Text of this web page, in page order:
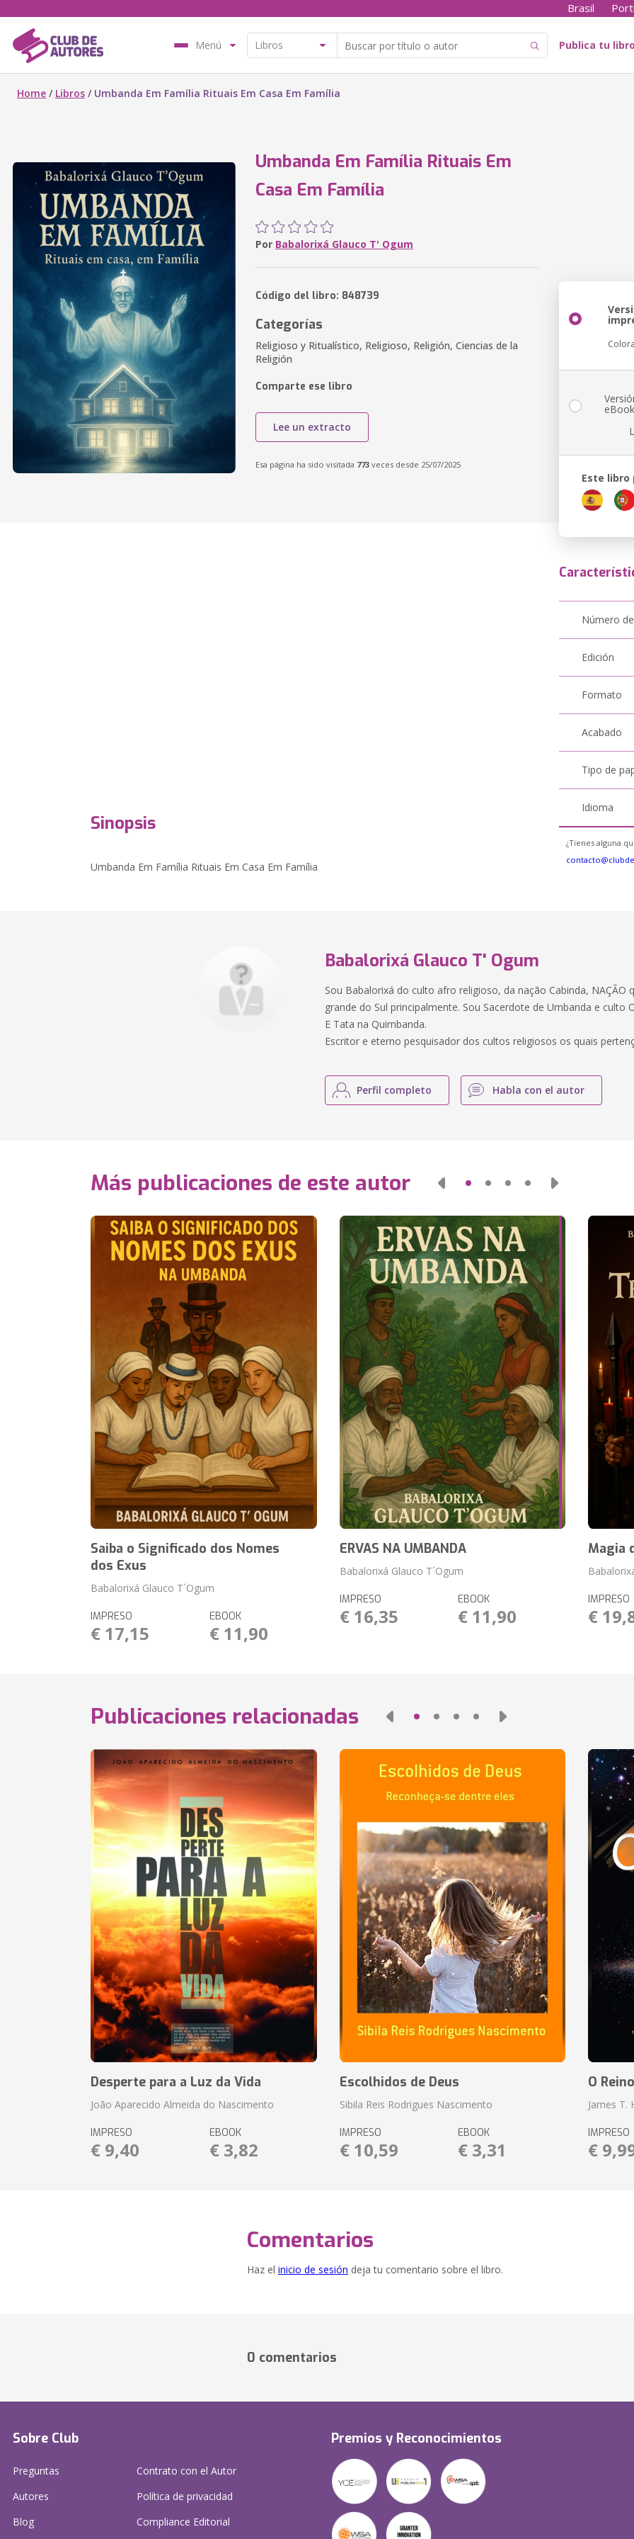
Brasil
Menú Publica tu libro
Home / Libros / Umbanda Em Família Rituais Em Casa Em Família
Umbanda Em Família Rituais Em
Casa Em Família
Por Babalorixá Glauco T' Ogum
Código del libro: 848739
Categorías
Religioso y Ritualístico, Religioso, Religión, Ciencias de la
Religión
Comparte ese libro
Lee un extracto
Esa página ha sido visitada 773 veces desde 25/07/2025
eBook
Este libro
Sinopsis
Umbanda Em Família Rituais Em Casa Em Família
Número
Edición
Formato
Acabado
Tipo de
Idioma
¿Tienes alguna
Babalorixá Glauco T' Ogum
Sou Babalorixá do culto afro religioso, da nação Cabinda, NAÇÃO
grande do Sul principalmente. Sou Sacerdote de Umbanda e culto
E Tata na Quimbanda.
Escritor e eterno pesquisador dos cultos religiosos os quais
Perfil completo Habla con el autor
Más publicaciones de este autor
Saiba o Significado dos Nomes
dos Exus
Babalorixá Glauco T´Ogum
IMPRESO
€ 17,15
EBOOK
€ 11,90
ERVAS NA UMBANDA
Babalorixá Glauco T´Ogum
IMPRESO
€ 16,35
EBOOK
€ 11,90
Magia
IMPRESO
€
Publicaciones relacionadas
Desperte para a Luz da Vida
João Aparecido Almeida do Nascimento
IMPRESO
€ 9,40
EBOOK
€ 3,82
Escolhidos de Deus
Sibila Reis Rodrigues Nascimento
IMPRESO
€ 10,59
EBOOK
€ 3,31
O Reino
James T.
IMPRESO
€
Comentarios
Haz el inicio de sesión deja tu comentario sobre el libro.
0 comentarios
Sobre Club
Preguntas
Autores
Blog
Contrato con el Autor
Política de privacidad
Compliance Editorial
Premios y Reconocimientos